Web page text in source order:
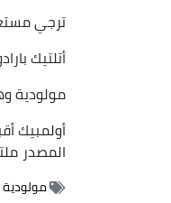
ترجي مستغانم 2 – 2
أتلتيك بارادو 2 – 0 مولودية
مولودية وهران 0 – 0
أولمبيك
المصدر